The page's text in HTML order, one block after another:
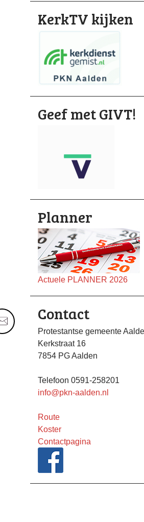
KerkTV kijken
Geef met GIVT!
Planner
Actuele PLANNER 2026
Contact
Protestantse gemeente
Kerkstraat 16
7854 PG Aalden
Telefoon 0591-258201
info@pkn-aalden.nl
Route
Koster
Contactpagina